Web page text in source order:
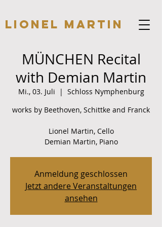
Lionel Martin
MÜNCHEN Recital
with Demian Martin
Mi., 03. Juli
  |
Schloss Nymphenburg
works by Beethoven, Schittke and Franck
Lionel Martin, Cello
Demian Martin, Piano
Anmeldung geschlossen
Jetzt andere Veranstaltungen
ansehen